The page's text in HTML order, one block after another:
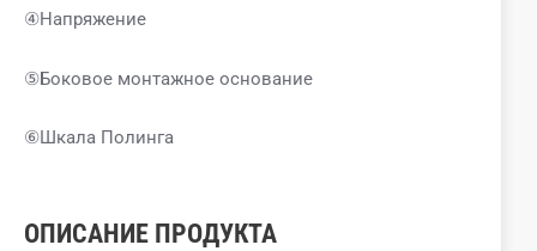
④Напряжение
⑤Боковое монтажное основание
⑥Шкала Полинга
ОПИСАНИЕ ПРОДУКТА